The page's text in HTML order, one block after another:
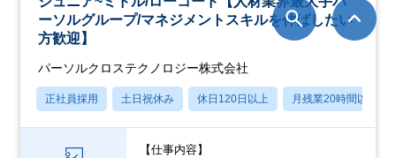
ーソルグループ/マネジメントスキルを伸ばしたい
方歓迎】
パーソルクロステクノロジー株式会社
正社員採用 土日祝休み 休日120日以上 月残業20時間以内
【仕事内容】